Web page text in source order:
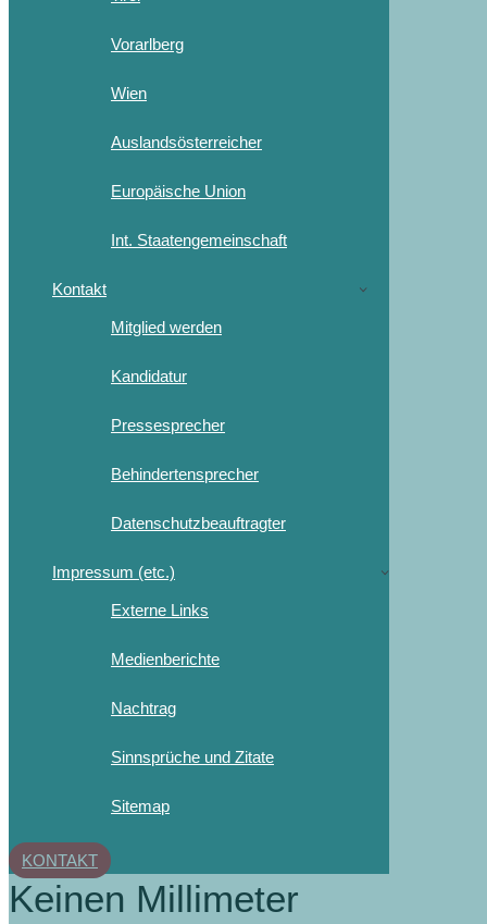
Vorarlberg
Wien
Auslandsösterreicher
Europäische Union
Int. Staatengemeinschaft
Kontakt
Mitglied werden
Kandidatur
Pressesprecher
Behindertensprecher
Datenschutzbeauftragter
Impressum (etc.)
Externe Links
Medienberichte
Nachtrag
Sinnsprüche und Zitate
Sitemap
KONTAKT
Keinen Millimeter